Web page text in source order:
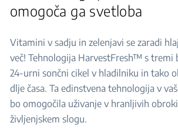
omogoča ga svetloba
Vitamini v sadju in zelenjavi se zaradi
več! Tehnologija HarvestFresh™ s tremi
24-urni sončni cikel v hladilniku in tako
dlje časa. Ta edinstvena tehnologija v
bo omogočila uživanje v hranljivih
življenjskem slogu.